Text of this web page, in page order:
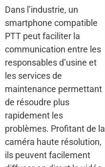
Dans l’industrie, un
smartphone compatible
PTT peut faciliter la
communication entre les
responsables d’usine et
les services de
maintenance permettant
de résoudre plus
rapidement les
problèmes. Profitant de la
caméra haute résolution,
ils peuvent facilement